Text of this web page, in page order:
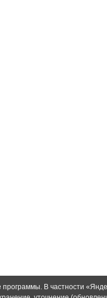
В частности